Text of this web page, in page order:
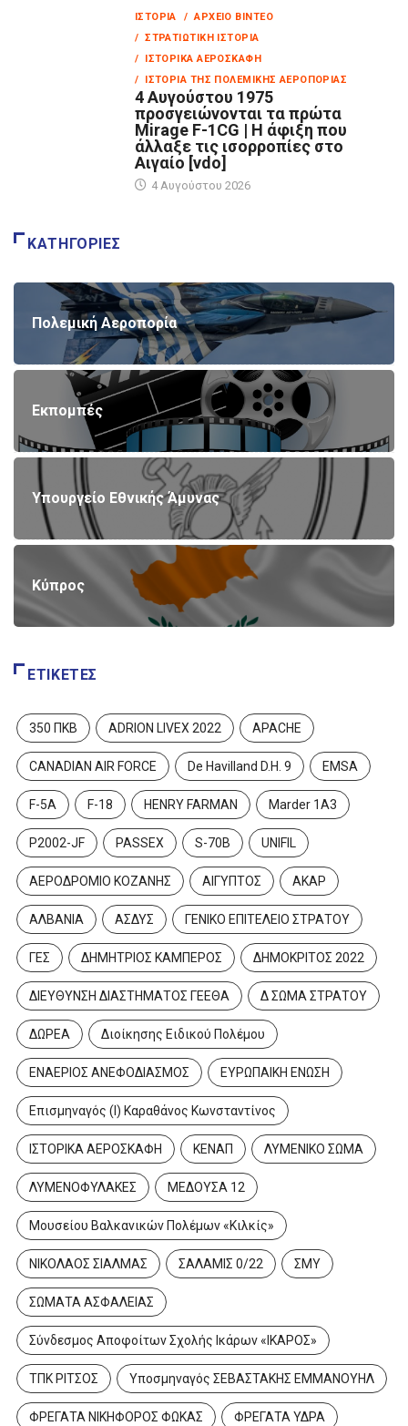
ΙΣΤΟΡΊΑ
/ ΑΡΧΕΊΟ ΒΊΝΤΕΟ
/ ΣΤΡΑΤΙΩΤΙΚΉ ΙΣΤΟΡΊΑ
/ ΙΣΤΟΡΙΚΆ ΑΕΡΟΣΚΆΦΗ
/ ΙΣΤΟΡΊΑ ΤΗΣ ΠΟΛΕΜΙΚΉΣ ΑΕΡΟΠΟΡΊΑΣ
4 Αυγούστου 1975
προσγειώνονται τα πρώτα
Mirage F-1CG | Η άφιξη που
άλλαξε τις ισορροπίες στο
Αιγαίο [vdo]
4 Αυγούστου 2026
ΚΑΤΗΓΟΡΊΕΣ
Πολεμική Αεροπορία
Εκπομπές
Υπουργείο Εθνικής Άμυνας
Κύπρος
ΕΤΙΚΈΤΕΣ
350 ΠΚΒ ADRION LIVEX 2022 APACHE
CANADIAN AIR FORCE De Havilland D.H. 9 EMSA
F-5A F-18 HENRY FARMAN Marder 1A3
P2002-JF PASSEX S-70B UNIFIL
ΑΕΡΟΔΡΟΜΙΟ ΚΟΖΑΝΗΣ ΑΙΓΥΠΤΟΣ ΑΚΑΡ
ΑΛΒΑΝΙΑ ΑΣΔΥΣ ΓΕΝΙΚΟ ΕΠΙΤΕΛΕΙΟ ΣΤΡΑΤΟΥ
ΓΕΣ ΔΗΜΗΤΡΙΟΣ ΚΑΜΠΕΡΟΣ ΔΗΜΟΚΡΙΤΟΣ 2022
ΔΙΕΥΘΥΝΣΗ ΔΙΑΣΤΗΜΑΤΟΣ ΓΕΕΘΑ Δ ΣΩΜΑ ΣΤΡΑΤΟΥ
ΔΩΡΕΑ Διοίκησης Ειδικού Πολέμου
ΕΝΑΕΡΙΟΣ ΑΝΕΦΟΔΙΑΣΜΟΣ ΕΥΡΩΠΑΙΚΗ ΕΝΩΣΗ
Επισμηναγός (Ι) Καραθάνος Κωνσταντίνος
ΙΣΤΟΡΙΚΑ ΑΕΡΟΣΚΑΦΗ ΚΕΝΑΠ ΛΥΜΕΝΙΚΟ ΣΩΜΑ
ΛΥΜΕΝΟΦΥΛΑΚΕΣ ΜΕΔΟΥΣΑ 12
Μουσείου Βαλκανικών Πολέμων «Κιλκίς»
ΝΙΚΟΛΑΟΣ ΣΙΑΛΜΑΣ ΣΑΛΑΜΙΣ 0/22 ΣΜΥ
ΣΩΜΑΤΑ ΑΣΦΑΛΕΙΑΣ
Σύνδεσμος Αποφοίτων Σχολής Ικάρων «ΙΚΑΡΟΣ»
ΤΠΚ ΡΙΤΣΟΣ Υποσμηναγός ΣΕΒΑΣΤΑΚΗΣ ΕΜΜΑΝΟΥΗΛ
ΦΡΕΓΑΤΑ ΝΙΚΗΦΟΡΟΣ ΦΩΚΑΣ ΦΡΕΓΑΤΑ ΥΔΡΑ